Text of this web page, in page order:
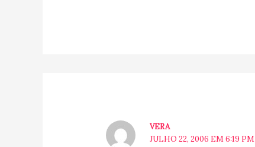
VERA
JULHO 22, 2006 EM 6:19 PM